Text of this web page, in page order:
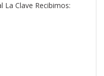
La Clave Recibimos: